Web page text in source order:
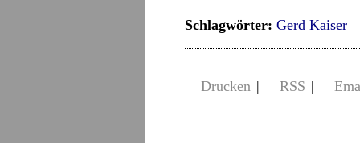
Schlagwörter: Gerd Kaiser
Drucken | RSS |